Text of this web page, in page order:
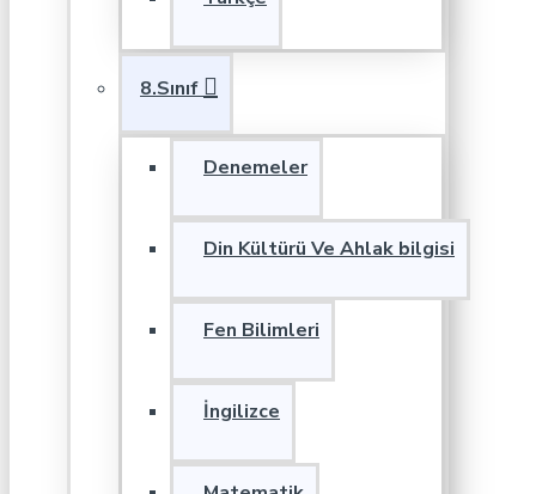
8.Sınıf
Denemeler
Din Kültürü Ve Ahlak bilgisi
Fen Bilimleri
İngilizce